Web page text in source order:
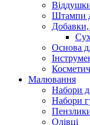
Штампи
Добавки,
Основа
Малювання
Набори
Набори
Олівці